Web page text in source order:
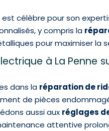
est célèbre pour son
y compris la
pour maximiser
à La Penne
dans la réparation de
de pièces
aussi aux réglages
attentive